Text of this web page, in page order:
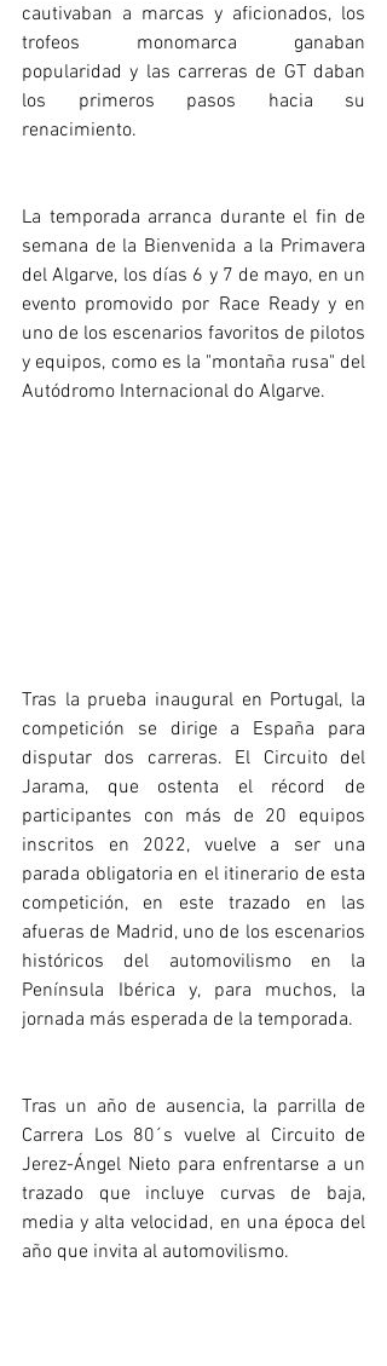
cautivaban a marcas y aficionados, los
trofeos monomarca ganaban
popularidad y las carreras de GT daban
los primeros pasos hacia su
renacimiento.
La temporada arranca durante el fin de
semana de la Bienvenida a la Primavera
del Algarve, los días 6 y 7 de mayo, en un
evento promovido por Race Ready y en
uno de los escenarios favoritos de pilotos
y equipos, como es la "montaña rusa" del
Autódromo Internacional do Algarve.
Tras la prueba inaugural en Portugal, la
competición se dirige a España para
disputar dos carreras. El Circuito del
Jarama, que ostenta el récord de
participantes con más de 20 equipos
inscritos en 2022, vuelve a ser una
parada obligatoria en el itinerario de esta
competición, en este trazado en las
afueras de Madrid, uno de los escenarios
históricos del automovilismo en la
Península Ibérica y, para muchos, la
jornada más esperada de la temporada.
Tras un año de ausencia, la parrilla de
Carrera Los 80´s vuelve al Circuito de
Jerez-Ángel Nieto para enfrentarse a un
trazado que incluye curvas de baja,
media y alta velocidad, en una época del
año que invita al automovilismo.